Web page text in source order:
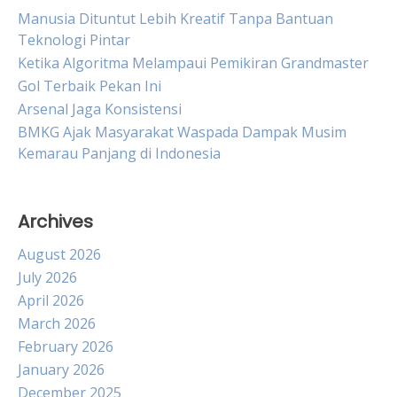
Manusia Dituntut Lebih Kreatif Tanpa Bantuan
Teknologi Pintar
Ketika Algoritma Melampaui Pemikiran Grandmaster
Gol Terbaik Pekan Ini
Arsenal Jaga Konsistensi
BMKG Ajak Masyarakat Waspada Dampak Musim
Kemarau Panjang di Indonesia
Archives
August 2026
July 2026
April 2026
March 2026
February 2026
January 2026
December 2025